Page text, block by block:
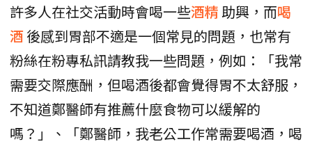
許多人在社交活動時會喝一些酒精 助興，而喝
酒後感到胃部不適是一個常見的問題，也常有
粉絲在粉專私訊請教我一些問題，例如：「我常
需要交際應酬，但喝酒後都會覺得胃不太舒服，
不知道鄭醫師有推薦什麼食物可以緩解的
嗎？」、「鄭醫師，我老公工作常需要喝酒，喝